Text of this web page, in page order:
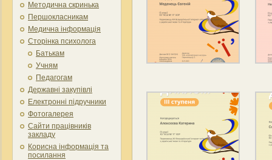
Методична скринька
Першокласникам
Медична інформація
Сторінка психолога
Батькам
Учням
Педагогам
Державні закупівлі
Електронні підручники
Фотогалерея
Сайти працівників
закладу
Корисна інформація та
посилання